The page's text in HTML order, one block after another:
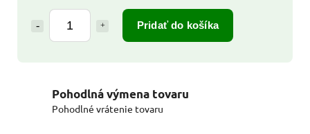
Pridať do košíka
Pohodlná výmena tovaru
Pohodlné vrátenie tovaru